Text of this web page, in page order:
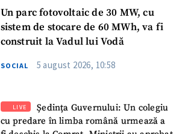
Un parc fotovoltaic de 30 MW, cu
sistem de stocare de 60 MWh, va fi
construit la Vadul lui Vodă
SOCIAL 5 august 2026, 10:58
LIVE
Ședința Guvernului: Un colegiu
cu predare în limba română urmează a